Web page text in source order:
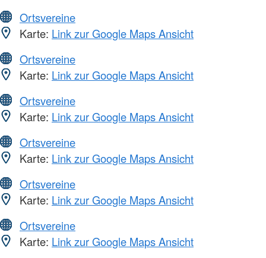
Ortsvereine
Karte: Link zur Google Maps Ansicht
Ortsvereine
Karte: Link zur Google Maps Ansicht
Ortsvereine
Karte: Link zur Google Maps Ansicht
Ortsvereine
Karte: Link zur Google Maps Ansicht
Ortsvereine
Karte: Link zur Google Maps Ansicht
Ortsvereine
Karte: Link zur Google Maps Ansicht